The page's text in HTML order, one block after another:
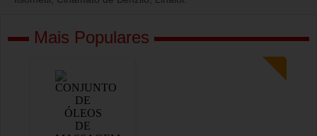
Mais Populares